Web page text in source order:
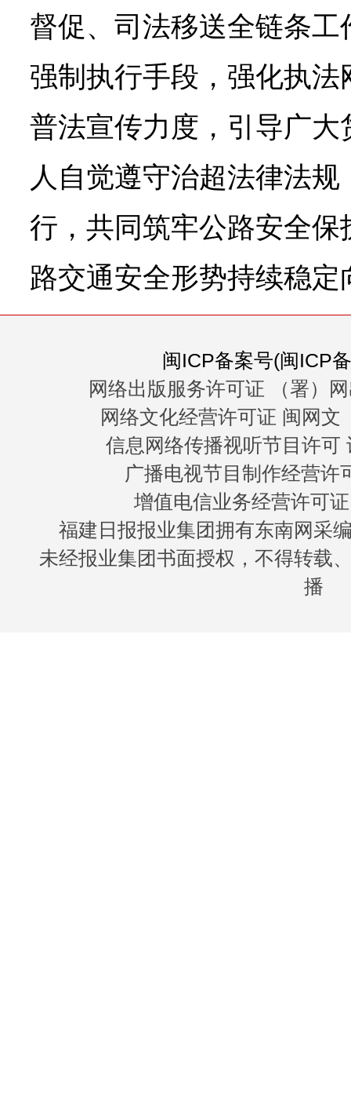
督促、司法移送全链条
强制执行手段，强化执
普法宣传力度，引导广
人自觉遵守治超法律法
行，共同筑牢公路安全
路交通安全形势持续稳定
闽ICP备案号(闽ICP
网络出版服务许可证 （署）
网络文化经营许可证 闽网文
信息网络传播视听节目许可
广播电视节目制作经营许
增值电信业务经营许可
福建日报报业集团拥有东南网采
未经报业集团书面授权，不得转载
播